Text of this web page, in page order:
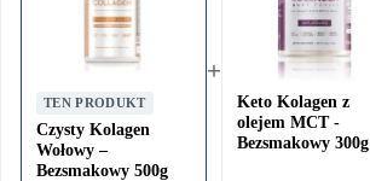
Bezsmakowy
TEN PRODUKT
Czysty Kolagen
Wołowy –
Bezsmakowy 500g
+
Keto Kolagen z
olejem MCT -
Bezsmakowy 300g